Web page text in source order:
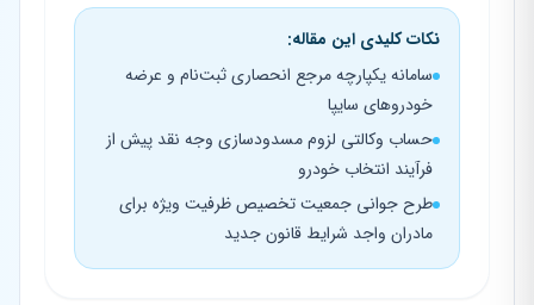
نکات کلیدی این مقاله:
سامانه یکپارچه مرجع انحصاری ثبت‌نام و عرضه‌
خودروهای سایپا
حساب وکالتی لزوم مسدودسازی وجه نقد پیش از
فرآیند انتخاب خودرو
طرح جوانی جمعیت تخصیص ظرفیت ویژه برای
مادران واجد شرایط قانون جدید